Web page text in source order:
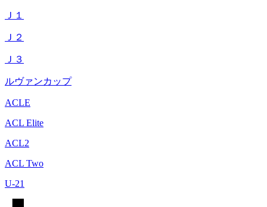
Ｊ１
Ｊ２
Ｊ３
ルヴァンカップ
ACLE
ACL Elite
ACL2
ACL Two
U-21